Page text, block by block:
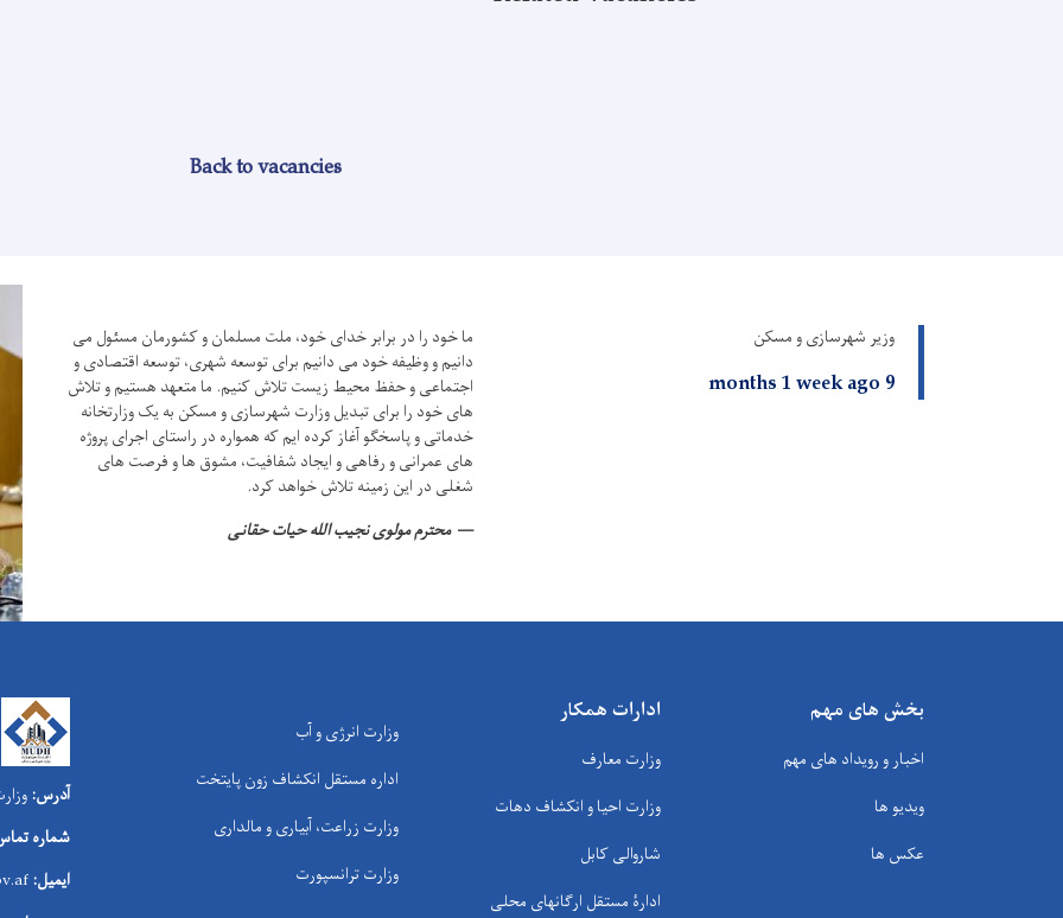
Back to vacancies
وزیر شهرسازی و مسکن
9 months 1 week ago
ما خود را در برابر خدای خود، ملت مسلمان و کشورمان مسئول می
دانیم و وظیفه خود می دانیم برای توسعه شهری، توسعه اقتصادی و
اجتماعی و حفظ محیط زیست تلاش کنیم. ما متعهد هستیم و تلاش
های خود را برای تبدیل وزارت شهرسازی و مسکن به یک وزارتخانه
خدماتی و پاسخگو آغاز کرده ایم که همواره در راستای اجرای پروژه
های عمرانی و رفاهی و ایجاد شفافیت، مشوق ها و فرصت های
شغلی در این زمینه تلاش خواهد کرد.
محترم مولوی نجیب الله حیات حقانی
بخش های مهم
اخبار و رویداد های مهم
ویدیو ها
عکس ها
ادارات همکار
وزارت معارف
وزارت احیا و انکشاف دهات
شاروالی کابل
ادارۀ مستقل ارگانهای محلی
وزارت انرژی و آب
اداره مستقل انکشاف زون پایتخت
وزارت زراعت، آبیاری و مالداری
وزارت ترانسپورت
آدرس:
شماره
ایمیل: